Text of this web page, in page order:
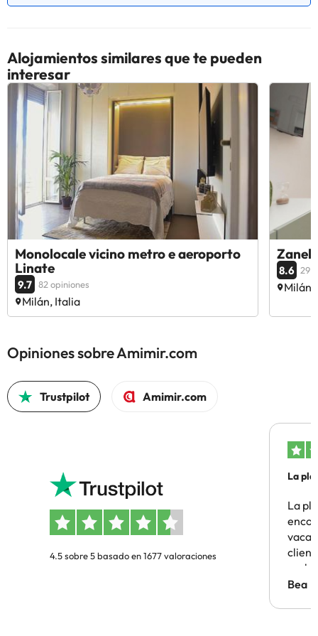
Alojamientos similares que te pueden
interesar
Monolocale vicino metro e aeroporto
Linate
9.7 82 opiniones
Milán, Italia
8.6 29
Milán,
Opiniones sobre Amimir.com
Trustpilot Amimir.com
4.5 sobre 5 basado en 1677 valoraciones
La
La
Bea